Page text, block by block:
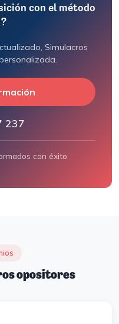
con el método
Simulacros
237
con éxito
opositores